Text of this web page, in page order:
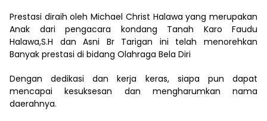
Prestasi diraih oleh Michael Christ Halawa yang merupakan
Anak dari pengacara kondang Tanah Karo Faudu
Halawa,S.H dan Asni Br Tarigan ini telah menorehkan
Banyak prestasi di bidang Olahraga Bela Diri
Dengan dedikasi dan kerja keras, siapa pun dapat
mencapai kesuksesan dan mengharumkan nama
daerahnya.